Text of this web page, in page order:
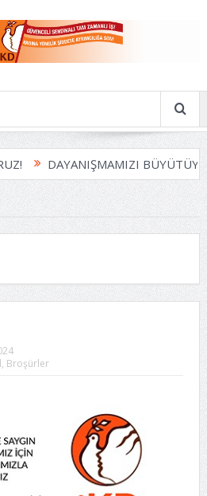
BÜYÜTÜYORUZ
, Broşürler